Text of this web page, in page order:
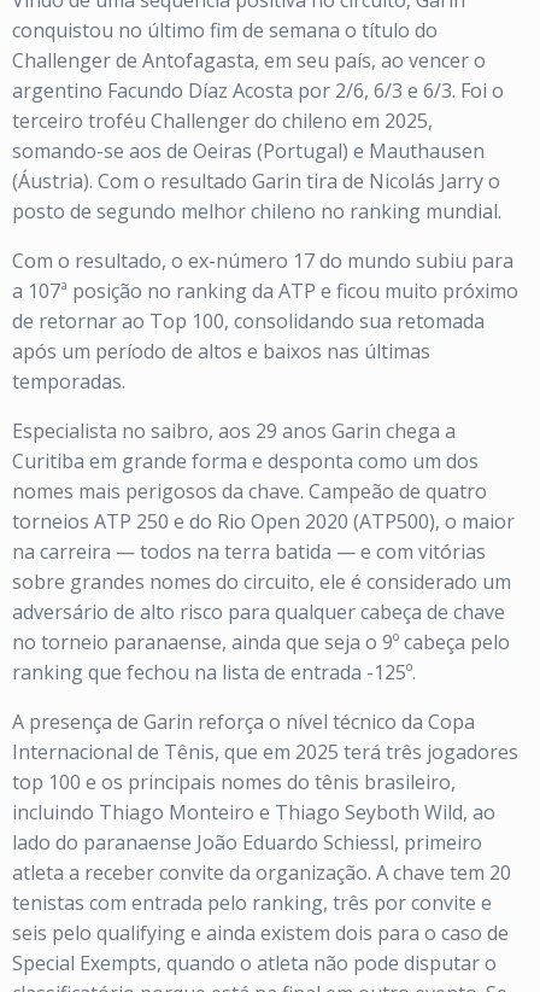
conquistou no último fim de semana o título do
Challenger de Antofagasta, em seu país, ao vencer o
argentino Facundo Díaz Acosta por 2/6, 6/3 e 6/3. Foi o
terceiro troféu Challenger do chileno em 2025,
somando-se aos de Oeiras (Portugal) e Mauthausen
(Áustria). Com o resultado Garin tira de Nicolás Jarry o
posto de segundo melhor chileno no ranking mundial.
Com o resultado, o ex-número 17 do mundo subiu para
a 107ª posição no ranking da ATP e ficou muito próximo
de retornar ao Top 100, consolidando sua retomada
após um período de altos e baixos nas últimas
temporadas.
Especialista no saibro, aos 29 anos Garin chega a
Curitiba em grande forma e desponta como um dos
nomes mais perigosos da chave. Campeão de quatro
torneios ATP 250 e do Rio Open 2020 (ATP500), o maior
na carreira — todos na terra batida — e com vitórias
sobre grandes nomes do circuito, ele é considerado um
adversário de alto risco para qualquer cabeça de chave
no torneio paranaense, ainda que seja o 9º cabeça pelo
ranking que fechou na lista de entrada -125º.
A presença de Garin reforça o nível técnico da Copa
Internacional de Tênis, que em 2025 terá três jogadores
top 100 e os principais nomes do tênis brasileiro,
incluindo Thiago Monteiro e Thiago Seyboth Wild, ao
lado do paranaense João Eduardo Schiessl, primeiro
atleta a receber convite da organização. A chave tem 20
tenistas com entrada pelo ranking, três por convite e
seis pelo qualifying e ainda existem dois para o caso de
Special Exempts, quando o atleta não pode disputar o